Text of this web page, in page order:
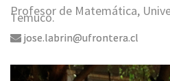
Profesor de Matemática,
Temuco.
jose.labrin@ufrontera.cl